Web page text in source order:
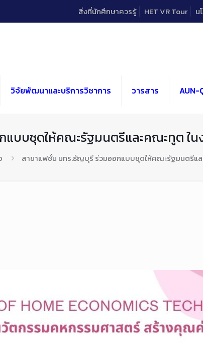
สิ่งที่นักศึกษาควรรู้ HET VR Tour น
วิจัยพัฒนาและบริการวิชาการ วารสาร AUN-
บบชุดให้คณะรัฐมนตรีและคณะทูต ใน
สาขาแฟชั่น มทร.ธัญบุรี ร่วมออกแบบชุดให้คณะรัฐมนตรีแล